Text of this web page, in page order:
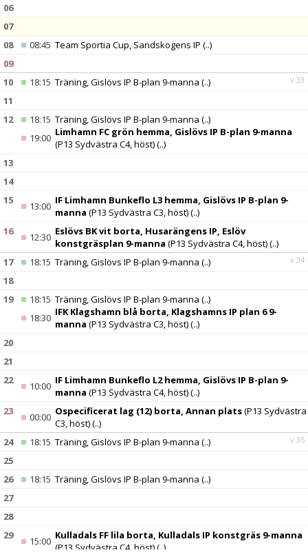
06
07
08
08:45 Team Sportia Cup, Sandskogens IP (..)
09
v.33
10 18:15 Träning, Gislövs IP B-plan 9-manna (..)
11
12
18:15 Träning, Gislövs IP B-plan 9-manna (..)
19:00 Limhamn FC grön hemma, Gislövs IP B-plan 9-manna
(P13 Sydvästra C4, höst)(..)
13
14
15
13:00 IF Limhamn Bunkeflo L3 hemma, Gislövs IP B-plan 9-
manna (P13 Sydvästra C3, höst)(..)
16
12:30 Eslövs BK vit borta, Husarängens IP, Eslöv
konstgräsplan 9-manna (P13 Sydvästra C4, höst)(..)
v.34
17 18:15 Träning, Gislövs IP B-plan 9-manna (..)
18
19
18:15 Träning, Gislövs IP B-plan 9-manna (..)
18:30 IFK Klagshamn blå borta, Klagshamns IP plan 6 9-
manna (P13 Sydvästra C3, höst)(..)
20
21
22
10:00 IF Limhamn Bunkeflo L2 hemma, Gislövs IP B-plan 9-
manna (P13 Sydvästra C4, höst)(..)
23
00:00 Ospecificerat lag (12) borta, Annan plats(P13 Sydvästra
C3, höst)(..)
v.35
24 18:15 Träning, Gislövs IP B-plan 9-manna (..)
25
26
18:15 Träning, Gislövs IP B-plan 9-manna (..)
27
28
29
15:00 Kulladals FF lila borta, Kulladals IP konstgräs 9-manna
(P13 Sydvästra C4, höst)(..)